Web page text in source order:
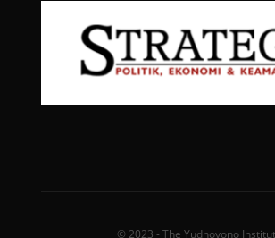
© 2023 - The Yudhoyono